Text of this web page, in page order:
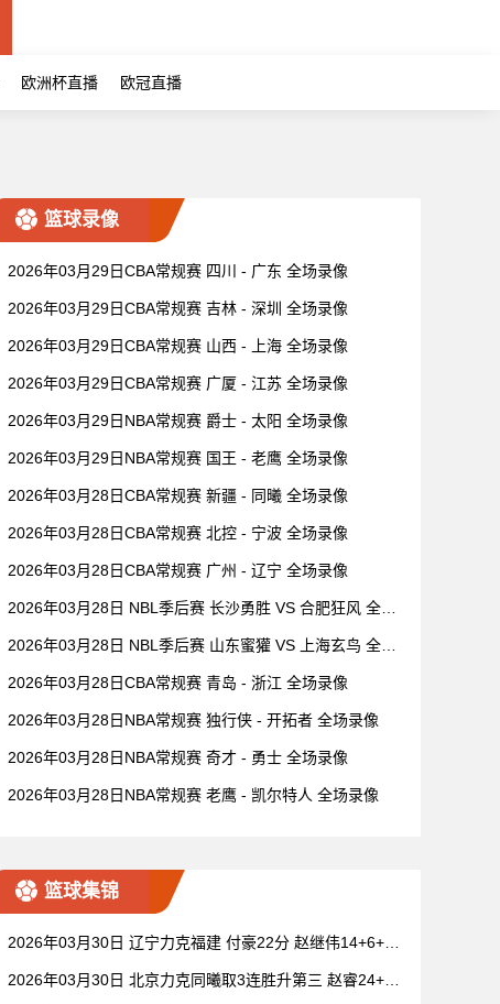
欧洲杯直播 欧冠直播
篮球录像
2026年03月29日CBA常规赛 四川 - 广东 全场录像
2026年03月29日CBA常规赛 吉林 - 深圳 全场录像
2026年03月29日CBA常规赛 山西 - 上海 全场录像
2026年03月29日CBA常规赛 广厦 - 江苏 全场录像
2026年03月29日NBA常规赛 爵士 - 太阳 全场录像
2026年03月29日NBA常规赛 国王 - 老鹰 全场录像
2026年03月28日CBA常规赛 新疆 - 同曦 全场录像
2026年03月28日CBA常规赛 北控 - 宁波 全场录像
2026年03月28日CBA常规赛 广州 - 辽宁 全场录像
2026年03月28日 NBL季后赛 长沙勇胜 VS 合肥狂风 全场
2026年03月28日 NBL季后赛 山东蜜獾 VS 上海玄鸟 全场
2026年03月28日CBA常规赛 青岛 - 浙江 全场录像
2026年03月28日NBA常规赛 独行侠 - 开拓者 全场录像
2026年03月28日NBA常规赛 奇才 - 勇士 全场录像
2026年03月28日NBA常规赛 老鹰 - 凯尔特人 全场录像
篮球集锦
2026年03月30日 辽宁力克福建 付豪22分 赵继伟14+6+11
2026年03月30日 北京力克同曦取3连胜升第三 赵睿24+6